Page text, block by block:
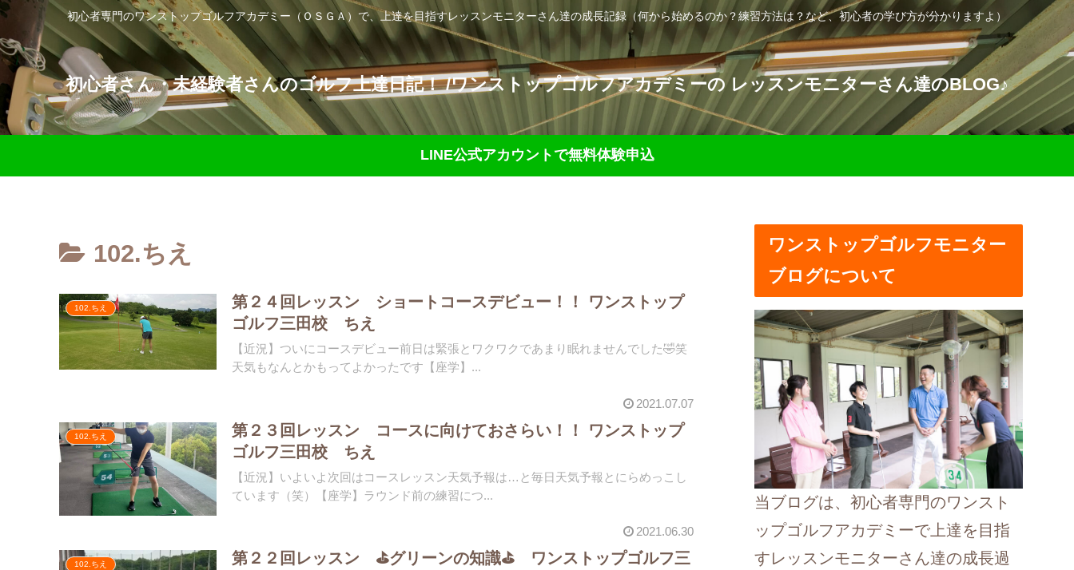
初心者専門のワンストップゴルフアカデミー（ＯＳＧＡ）で、上達を目指すレッスンモニターさん達の成長記録（何から始めるのか？練習方法は？など、初心者の学び方が分かりますよ）
初心者さん・未経験者さんのゴルフ上達日記！ /ワンストップゴルフアカデミーの レッスンモニターさん達のBLOG♪
LINE公式アカウントで無料体験申込
102.ちえ
102.ちえ
第２４回レッスン ショートコースデビュー！！️ ワンストップ
ゴルフ三田校 ちえ
【近況】ついにコースデビュー️前日は緊張とワクワクであまり眠れませんでした🤣笑
天気もなんとかもってよかったです【座学】️...
2021.07.07
102.ちえ
第２３回レッスン コースに向けておさらい！！️ ワンストップ
ゴルフ三田校 ちえ
【近況】いよいよ次回はコースレッスン️天気予報は…と毎日天気予報とにらめっこし
ています（笑）【座学】ラウンド前の練習につ...
2021.06.30
102.ちえ
第２２回レッスン ⛳️グリーンの知識⛳️ ワンストップゴルフ三
ワンストップゴルフモニター
ブログについて
当ブログは、初心者専門のワンスト
ップゴルフアカデミーで上達を目指
すレッスンモニターさん達の成長過